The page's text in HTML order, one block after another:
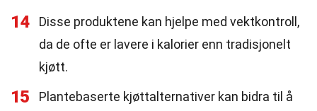
14
Disse produktene kan hjelpe med vektkontroll,
da de ofte er lavere i kalorier enn tradisjonelt
kjøtt.
15
Plantebaserte kjøttalternativer kan bidra til å